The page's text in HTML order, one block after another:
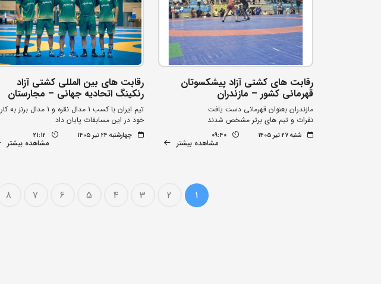
رقابت های کشتی آزاد پیشکسوتان
قهرمانی کشور – مازندران
مازندران بعنوان قهرمانی دست یافت
نفرات و تیم های برتر مشخص شدند
شنبه ۲۷ تیر ۱۴۰۵ 09:40
مشاهده بیشتر
رقابت های بین المللی کشتی آزاد
رنکینگ اتحادیه جهانی – مجارستان
تیم ایران با کسب 1 مدال نقره و 1 مدال برنز به کار
خود در این مسابقات پایان داد
چهارشنبه ۲۴ تیر ۱۴۰۵ 21:12
مشاهده بیشتر
1
2
3
4
5
6
7
8